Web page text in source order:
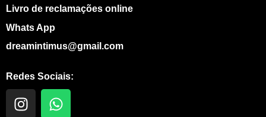
Livro de reclamações online
Whats App
dreamintimus@gmail.com
Redes Sociais:
I
n
W
h